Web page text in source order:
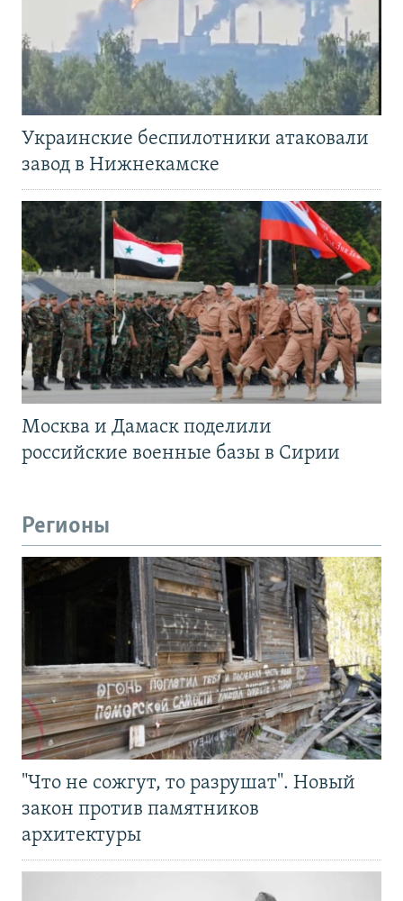
Украинские беспилотники атаковали
завод в Нижнекамске
Москва и Дамаск поделили
российские военные базы в Сирии
Регионы
"Что не сожгут, то разрушат". Новый
закон против памятников
архитектуры